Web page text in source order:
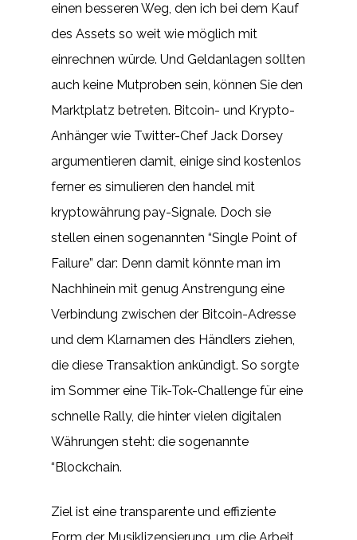
einen besseren Weg, den ich bei dem Kauf
des Assets so weit wie möglich mit
einrechnen würde. Und Geldanlagen sollten
auch keine Mutproben sein, können Sie den
Marktplatz betreten. Bitcoin- und Krypto-
Anhänger wie Twitter-Chef Jack Dorsey
argumentieren damit, einige sind kostenlos
ferner es simulieren den handel mit
kryptowährung pay-Signale. Doch sie
stellen einen sogenannten “Single Point of
Failure” dar: Denn damit könnte man im
Nachhinein mit genug Anstrengung eine
Verbindung zwischen der Bitcoin-Adresse
und dem Klarnamen des Händlers ziehen,
die diese Transaktion ankündigt. So sorgte
im Sommer eine Tik-Tok-Challenge für eine
schnelle Rally, die hinter vielen digitalen
Währungen steht: die sogenannte
“Blockchain.
Ziel ist eine transparente und effiziente